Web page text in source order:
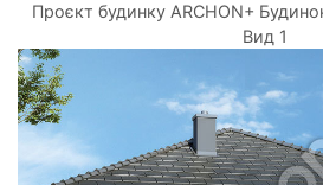
Проєкт будинку ARCHON+
Вид 1